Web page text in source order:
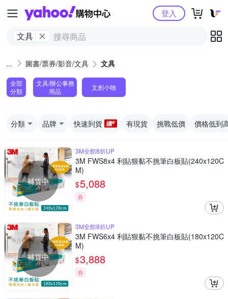
Yahoo購物中心
文具
登入
圖書/票券/影音/文具 文具
全部
分類
文具/辦公事務
用品
文創小物
分類 品牌 快速到貨 有現貨 挑戰低價 價格低到
補貨中
3M全館8折UP
3M FWS8x4 利貼狠黏不挑筆白板貼(240x120C
M)
$5,088
券
補貨中
3M全館8折UP
3M FWS6x4 利貼狠黏不挑筆白板貼(180x120C
M)
$3,888
券